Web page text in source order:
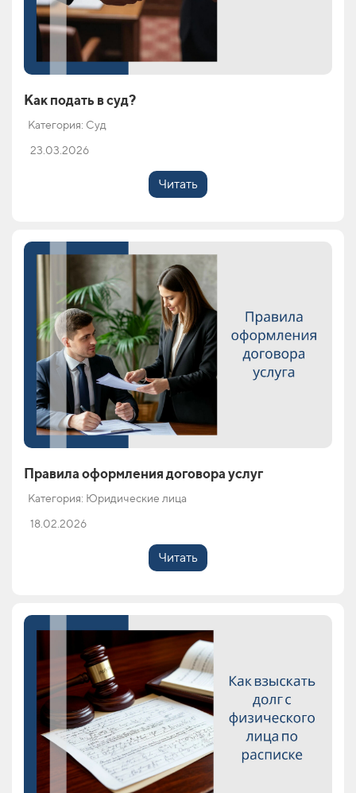
Как подать в суд?
Категория: Суд
23.03.2026
Читать
Правила оформления договора услуг
Категория: Юридические лица
18.02.2026
Читать